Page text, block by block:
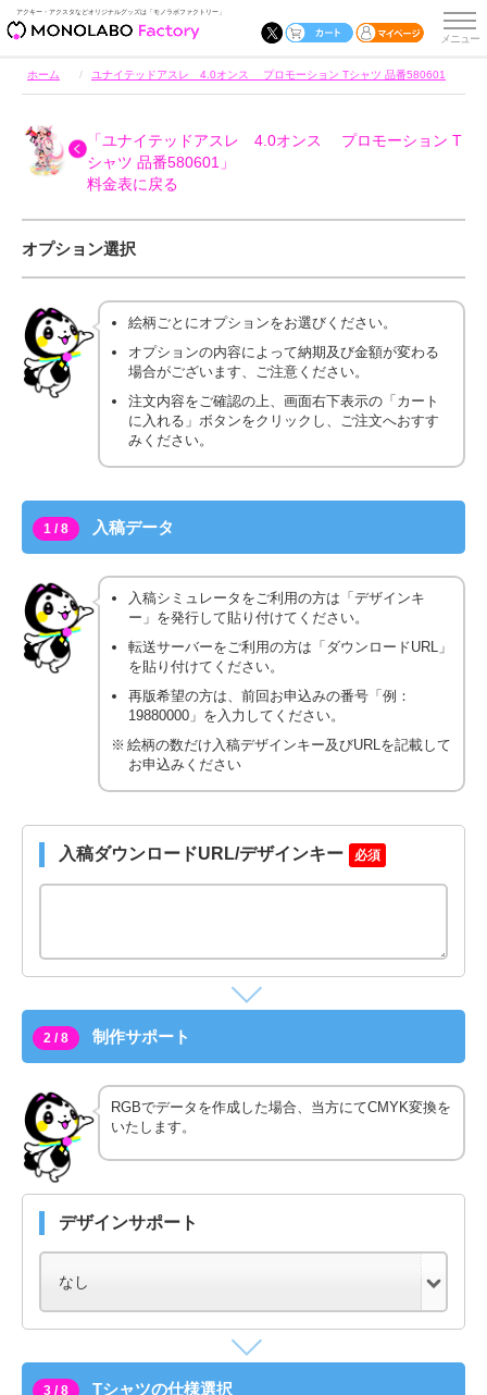
アクキー・アクスタなどオリジナルグッズは「モノラボファクトリー」
ホーム ユナイテッドアスレ 4.0オンス プロモーション Tシャツ 品番580601
「ユナイテッドアスレ 4.0オンス プロモーション T
シャツ 品番580601」
料金表に戻る
オプション選択
絵柄ごとにオプションをお選びください。
オプションの内容によって納期及び金額が変わる
場合がございます、ご注意ください。
注文内容をご確認の上、画面右下表示の「カート
に入れる」ボタンをクリックし、ご注文へおすす
みください。
1 / 8 入稿データ
入稿シミュレータをご利用の方は「デザインキ
ー」を発行して貼り付けてください。
転送サーバーをご利用の方は「ダウンロードURL」
を貼り付けてください。
再版希望の方は、前回お申込みの番号「例：
19880000」を入力してください。
絵柄の数だけ入稿デザインキー及びURLを記載して
お申込みください
入稿ダウンロードURL/デザインキー 必須
2 / 8 制作サポート
RGBでデータを作成した場合、当方にてCMYK変換を
いたします。
デザインサポート
3 / 8 Tシャツの仕様選択